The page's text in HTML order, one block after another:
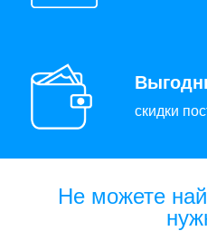
скидки
Не можете